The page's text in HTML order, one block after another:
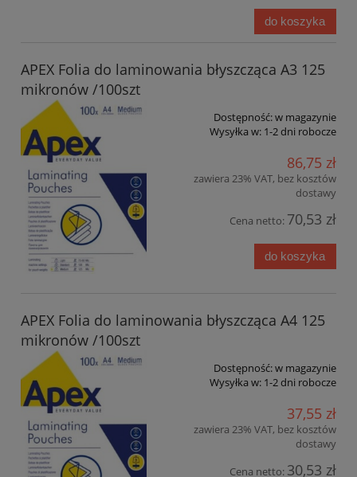
do koszyka
APEX Folia do laminowania błyszcząca A3 125
mikronów /100szt
Dostępność:w magazynie
Wysyłka w: 1-2 dni robocze
86,75 zł
zawiera 23% VAT, bez kosztów
dostawy
Cena netto: 70,53 zł
do koszyka
APEX Folia do laminowania błyszcząca A4 125
mikronów /100szt
Dostępność:w magazynie
Wysyłka w: 1-2 dni robocze
37,55 zł
zawiera 23% VAT, bez kosztów
dostawy
Cena netto: 30,53 zł